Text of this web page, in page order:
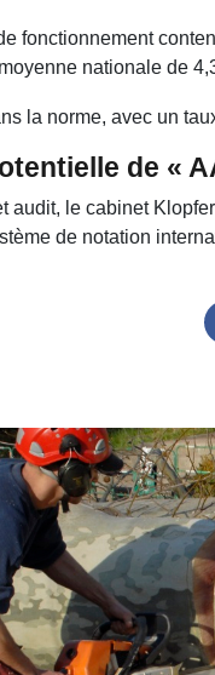
fonctionnement
nationale de
la norme, avec un
de «
audit, le cabinet
de notation